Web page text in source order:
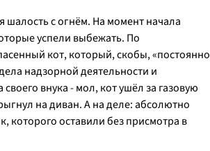
шалость с огнём. На момент начала
успели выбежать. По
кот, который, скобы,«постоянно
надзорной деятельности и
внука - мол, кот ушëл за газовую
на диван. А на деле: абсолютно
которого оставили без присмотра в